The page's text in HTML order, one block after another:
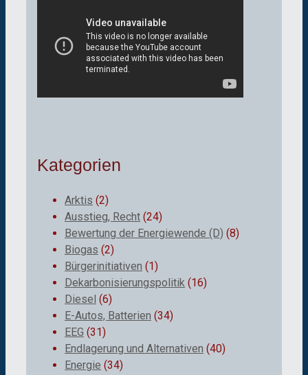
Kategorien
Arktis (2)
Ausstieg, Recht (24)
Bewertung der Energiewende (D) (8)
Biogas (2)
Bürgerinitiativen (1)
Dekarbonisierungspolitik (16)
Diesel (6)
E-Autos, Batterien (34)
EEG (31)
Endlagerung und Alternativen (40)
Energie (34)